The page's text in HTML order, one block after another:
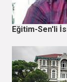
Eğitim-Sen'li